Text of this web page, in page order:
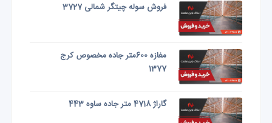
فروش سوله چیتگر شمالی 3727
مغازه 600متر جاده مخصوص کرج
1377
گاراژ 4718 متر جاده ساوه 443